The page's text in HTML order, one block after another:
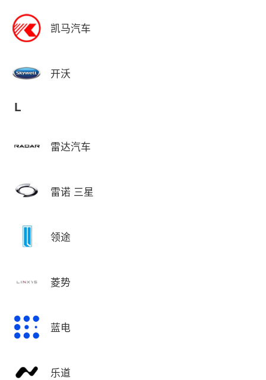
凯马汽车
开沃
L
雷达汽车
雷诺 三星
领途
菱势
蓝电
乐道